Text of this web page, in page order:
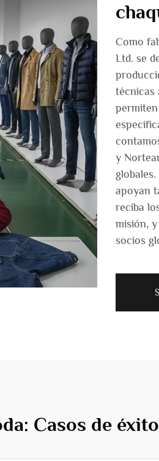
Como
Ltd. se
técnicas
y
apoyan
reciba
misión,
socios
Casos de